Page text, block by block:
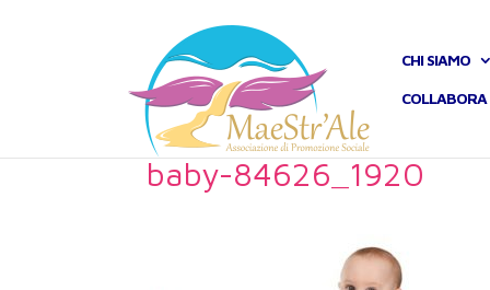
CHI SIAMO
COLLABORA
baby-84626_1920